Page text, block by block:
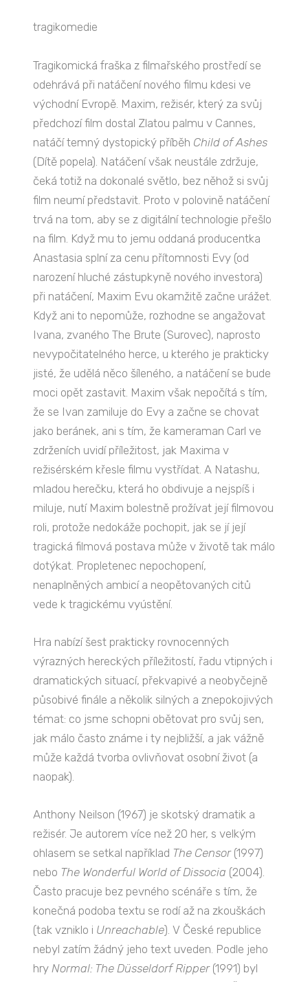
tragikomedie
Tragikomická fraška z filmařského prostředí se
odehrává při natáčení nového filmu kdesi ve
východní Evropě. Maxim, režisér, který za svůj
předchozí film dostal Zlatou palmu v Cannes,
natáčí temný dystopický příběh Child of Ashes
(Dítě popela). Natáčení však neustále zdržuje,
čeká totiž na dokonalé světlo, bez něhož si svůj
film neumí představit. Proto v polovině natáčení
trvá na tom, aby se z digitální technologie přešlo
na film. Když mu to jemu oddaná producentka
Anastasia splní za cenu přítomnosti Evy (od
narození hluché zástupkyně nového investora)
při natáčení, Maxim Evu okamžitě začne urážet.
Když ani to nepomůže, rozhodne se angažovat
Ivana, zvaného The Brute (Surovec), naprosto
nevypočitatelného herce, u kterého je prakticky
jisté, že udělá něco šíleného, a natáčení se bude
moci opět zastavit. Maxim však nepočítá s tím,
že se Ivan zamiluje do Evy a začne se chovat
jako beránek, ani s tím, že kameraman Carl ve
zdrženích uvidí příležitost, jak Maxima v
režisérském křesle filmu vystřídat. A Natashu,
mladou herečku, která ho obdivuje a nejspíš i
miluje, nutí Maxim bolestně prožívat její filmovou
roli, protože nedokáže pochopit, jak se jí její
tragická filmová postava může v životě tak málo
dotýkat. Propletenec nepochopení,
nenaplněných ambicí a neopětovaných citů
vede k tragickému vyústění.
Hra nabízí šest prakticky rovnocenných
výrazných hereckých příležitostí, řadu vtipných i
dramatických situací, překvapivé a neobyčejně
působivé finále a několik silných a znepokojivých
témat: co jsme schopni obětovat pro svůj sen,
jak málo často známe i ty nejbližší, a jak vážně
může každá tvorba ovlivňovat osobní život (a
naopak).
Anthony Neilson (1967) je skotský dramatik a
režisér. Je autorem více než 20 her, s velkým
ohlasem se setkal například The Censor(1997)
nebo The Wonderful World of Dissocia (2004).
Často pracuje bez pevného scénáře s tím, že
konečná podoba textu se rodí až na zkouškách
(tak vzniklo i Unreachable). V České republice
nebyl zatím žádný jeho text uveden. Podle jeho
hry Normal: The Düsseldorf Ripper(1991) byl